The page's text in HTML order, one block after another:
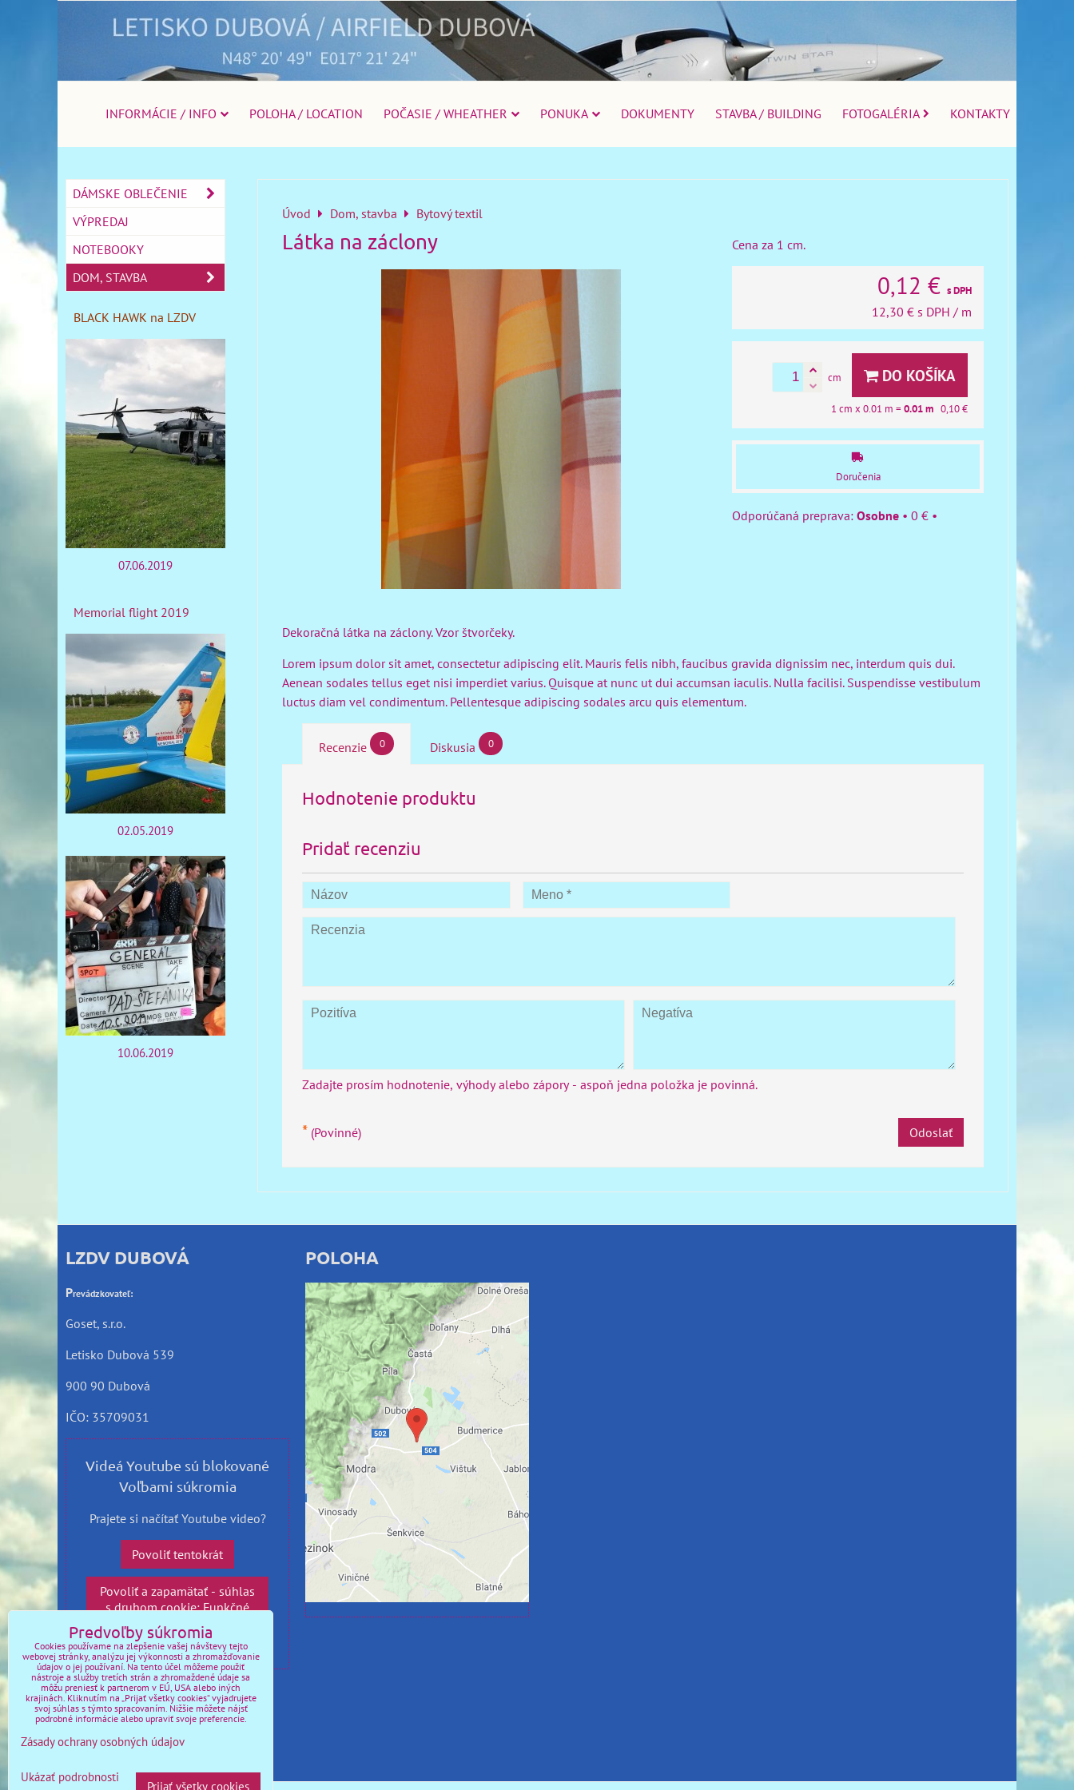
INFORMÁCIE / INFO POLOHA / LOCATION POČASIE / WHEATHER PONUKA DOKUMENTY STAVBA / BUILDING FOTOGALÉRIA KONTAKTY
Úvod Dom, stavba Bytový textil
Látka na záclony Cena za 1 cm.
0,12 € s DPH
12,30 € s DPH / m
cm DO KOŠÍKA
1 cm x 0.01 m = 0.01m 0,10 €
Doručenia
Osobne • 0 € •
Dekoračná látka na záclony. Vzor štvorčeky.
Lorem ipsum dolor sit amet, consectetur adipiscing elit. Mauris felis nibh, faucibus gravida dignissim nec, interdum quis dui.
Aenean sodales tellus eget nisi imperdiet varius. Quisque at nunc ut dui accumsan iaculis. Nulla facilisi. Suspendisse vestibulum
luctus diam vel condimentum. Pellentesque adipiscing sodales arcu quis elementum.
Recenzie 0 Diskusia 0
Hodnotenie produktu
Pridať recenziu
Zadajte prosím hodnotenie, výhody alebo zápory - aspoň jedna položka je povinná.
* (Povinné) Odoslať
DÁMSKE OBLEČENIE
VÝPREDAJ
NOTEBOOKY
DOM, STAVBA
BLACK HAWK na LZDV
07.06.2019
Memorial flight 2019
02.05.2019
10.06.2019
LZDV DUBOVÁ
Prevádzkovateľ:
Goset, s.r.o.
Letisko Dubová 539
900 90 Dubová
IČO: 35709031
Videá Youtube sú blokované
Voľbami súkromia
Prajete si načítať Youtube video?
Povoliť tentokrát
Povoliť a zapamätať - súhlas
s druhom cookie: Funkčné
Otvoriť video v novom okne
ĎALŠIE VIDEÁ:
Mi-171 / Letecký deň 2014
Letecký deň 2018
POLOHA
Externý obsah je blokovaný
Voľbami súkromia
Prajete si načítať externý obsah?
Povoliť tentokrát
Povoliť a zapamätať - súhlas
s druhom cookie: Funkčné
Otvoriť obsah v novom okne
Predvoľby súkromia
Cookies používame na zlepšenie vašej návštevy tejto
webovej stránky, analýzu jej výkonnosti a zhromažďovanie
údajov o jej používaní. Na tento účel môžeme použiť
nástroje a služby tretích strán a zhromaždené údaje sa
môžu preniesť k partnerom v EÚ, USA alebo iných
krajinách. Kliknutím na „Prijať všetky cookies“ vyjadrujete
svoj súhlas s týmto spracovaním. Nižšie môžete nájsť
podrobné informácie alebo upraviť svoje preferencie.
Zásady ochrany osobných údajov
Ukázať podrobnosti
Prijať všetky cookies